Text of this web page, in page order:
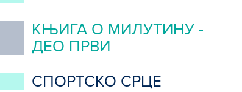
КЊИГА О МИЛУТИНУ -
ДЕО ПРВИ
СПОРТСКО СРЦЕ